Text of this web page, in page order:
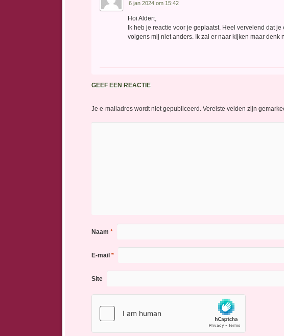
6 jan 2024 om 15:42
Hoi Aldert,
Ik heb je reactie voor je geplaatst. Heel vervelend dat
volgens mij niet anders. Ik zal er naar kijken maar denk
GEEF EEN REACTIE
Je e-mailadres wordt niet gepubliceerd. Vereiste velden zijn
Naam *
E-mail *
Site